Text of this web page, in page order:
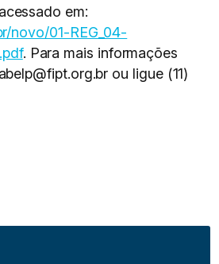
em:
novo/01-REG_04-
. Para mais informações
ou ligue (11)